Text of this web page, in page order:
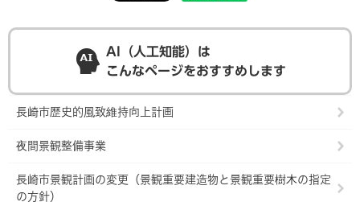
AI（人工知能）は
こんなページをおすすめします
長崎市歴史的風致維持向上計画
夜間景観整備事業
長崎市景観計画の変更（景観重要建造物と景観重要樹木の指定
の方針）